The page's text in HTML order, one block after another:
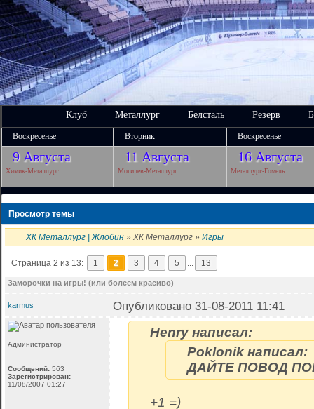
Клуб Металлург Белсталь Резерв
Воскресенье Вторник Воскресенье
9 Августа 11 Августа 16 Августа
Химик-Металлург Могилев-Металлург Металлург-Гомель
Просмотр темы
ХК Металлург | Жлобин » ХК Металлург » Игры
Страница 2 из 13: 1 2 3 4 5 ... 13
Заморочки на игры! (или болеем красиво)
karmus Опубликовано 31-08-2011 11:41
Администратор
Сообщений: 563
Зарегистрирован:
11/08/2007 01:27
Henry написал:
Poklonik написал:
ДАЙТЕ ПОВОД
+1 =)